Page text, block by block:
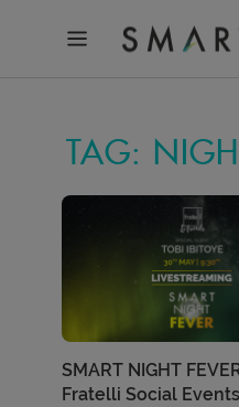
TAG:
SMART NIGHT
Fratelli Social